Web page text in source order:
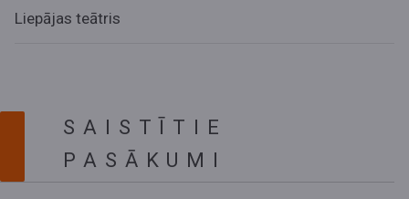
Liepājas teātris
SAISTĪTIE
PASĀKUMI